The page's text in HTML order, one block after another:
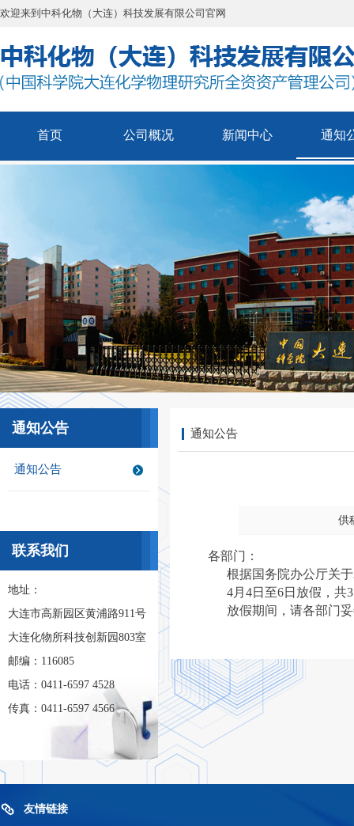
欢迎来到中科化物（大连）科技发展有限公司官网
首页 公司概况 新闻中心 通知
通知公告
通知公告
联系我们
地址：
大连市高新园区黄浦路911号
大连化物所科技创新园803室
邮编：116085
电话：0411-6597 4528
传真：0411-6597 4566
通知公告
供
各部门：
根据国务院办公厅关于
4月4日至6日放假，共3
放假期间，请各部门妥
友情链接